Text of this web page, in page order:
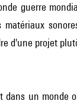
guerre
d'une projet
un monde